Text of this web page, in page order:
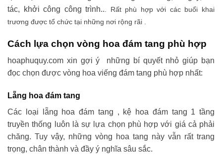
tác, khởi công công trình.. . Rất phù hợp với các buổi khai
trương được tổ chức tại những nơi rộng rãi .
Cách lựa chọn vòng hoa đám tang phù hợp
hoaphuquy.com xin gợi ý những bí quyết nhỏ giúp bạn
đọc chọn được vòng hoa viếng đám tang phù hợp nhất:
Lẵng hoa đám tang
Các loại lẵng hoa đám tang , kệ hoa đám tang 1 tầng
truyền thống luôn là sự lựa chọn phù hợp với giá cả phải
chăng. Tuy vậy, những vòng hoa tang này vẫn rất trang
trọng, chân thành và đầy ý nghĩa sâu sắc.